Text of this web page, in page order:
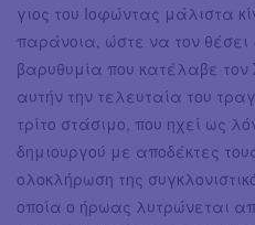
γιος του Ιοφώντας μάλιστα
παράνοια, ώστε να τον
βαρυθυμία που κατέλαβε τον
αυτήν την τελευταία του
τρίτο στάσιμο, που ηχεί ως
δημιουργού με αποδέκτες
ολοκλήρωση της
οποία ο ήρωας λυτρώνεται